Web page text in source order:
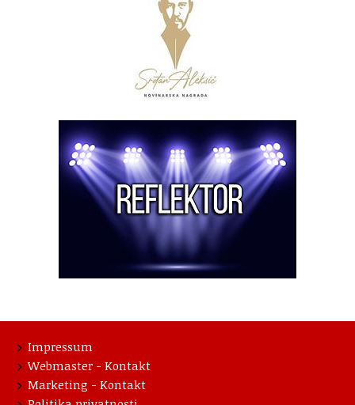
Impressum
Webmaster - Kontakt
Marketing - Kontakt